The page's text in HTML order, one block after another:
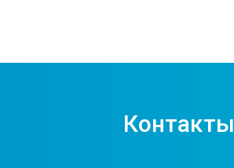
Контакты